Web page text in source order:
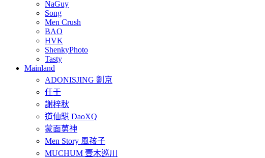
NaGuy
Song
Men Crush
BAO
HVK
ShenkyPhoto
Tasty
Mainland
ADONISJING 劉京
任壬
謝梓秋
道仙騏 DaoXQ
蒙面莮神
Men Story 風孩子
MUCHUM 壹木巡川